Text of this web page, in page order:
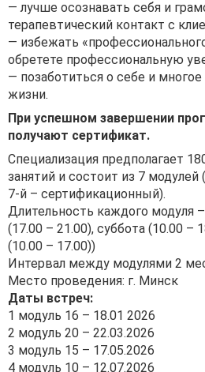
— лучше осознавать себя и
терапевтический контакт с
— избежать
обретете профессиональную
— позаботиться о себе и
жизни.
При успешном завершении
получают сертификат.
Специализация предполагает
занятий и состоит из 7
7-й – сертификационный).
Длительность каждого модуля
(17.00 – 21.00), суббота (10.00 –
(10.00 – 17.00))
Интервал между модулями 2
Место проведения: г. Минск
Даты встреч:
1 модуль 16 – 18.01 2026
2 модуль 20 – 22.03.2026
3 модуль 15 – 17.05.2026
4 модуль 10 – 12.07.2026